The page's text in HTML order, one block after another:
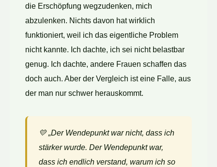
die Erschöpfung wegzudenken, mich
abzulenken. Nichts davon hat wirklich
funktioniert, weil ich das eigentliche Problem
nicht kannte. Ich dachte, ich sei nicht belastbar
genug. Ich dachte, andere Frauen schaffen das
doch auch. Aber der Vergleich ist eine Falle, aus
der man nur schwer herauskommt.
💛 „Der Wendepunkt war nicht, dass ich
stärker wurde. Der Wendepunkt war,
dass ich endlich verstand, warum ich so